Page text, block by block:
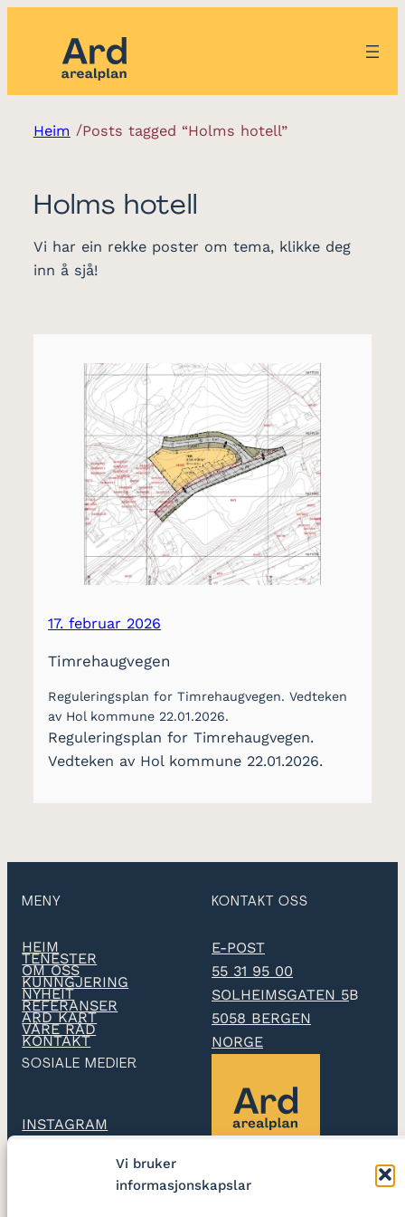
Vi bruker
informasjonskapslar
Heim /Posts tagged “Holms hotell”
Holms hotell
Vi har ein rekke poster om tema, klikke deg
inn å sjå!
17. februar 2026
Timrehaugvegen
Reguleringsplan for Timrehaugvegen. Vedteken
av Hol kommune 22.01.2026.
Reguleringsplan for Timrehaugvegen.
Vedteken av Hol kommune 22.01.2026.
MENY
HEIM
TENESTER
OM OSS
KUNNGJERING
NYHEIT
REFERANSER
ARD KART
VÅRE RÅD
KONTAKT
KONTAKT OSS
E-POST
55 31 95 00
SOLHEIMSGATEN 5B
5058 BERGEN
NORGE
SOSIALE MEDIER
INSTAGRAM
Ard arealplan